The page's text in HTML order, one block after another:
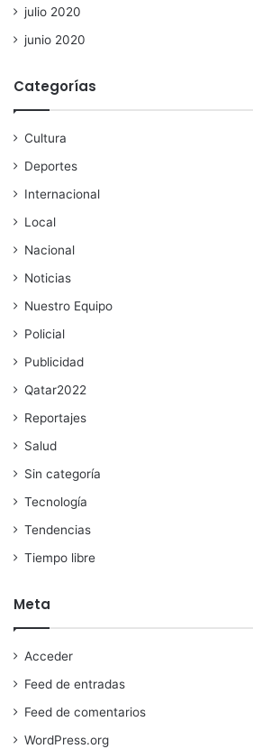
julio 2020
junio 2020
Categorías
Cultura
Deportes
Internacional
Local
Nacional
Noticias
Nuestro Equipo
Policial
Publicidad
Qatar2022
Reportajes
Salud
Sin categoría
Tecnología
Tendencias
Tiempo libre
Meta
Acceder
Feed de entradas
Feed de comentarios
WordPress.org